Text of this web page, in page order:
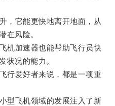
它能更快地离开地面，从
在风险。
加速器也能帮助飞行员快
状况的能力。
爱好者来说，都是一项重
飞机领域的发展注入了新